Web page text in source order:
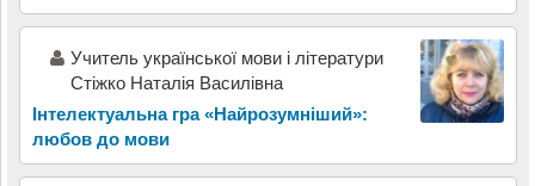
Учитель української мови і літератури
Стіжко Наталія Василівна
Інтелектуальна гра «Найрозумніший»:
любов до мови